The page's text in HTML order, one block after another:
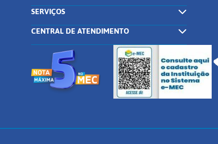
SERVIÇOS
CENTRAL DE ATENDIMENTO